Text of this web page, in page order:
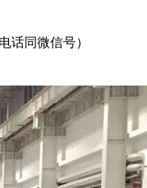
话同微信号）